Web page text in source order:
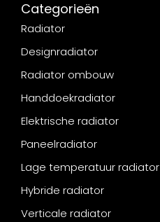
Categorieën
Radiator
Designradiator
Radiator ombouw
Handdoekradiator
Elektrische radiator
Paneelradiator
Lage temperatuur radiator
Hybride radiator
Verticale radiator